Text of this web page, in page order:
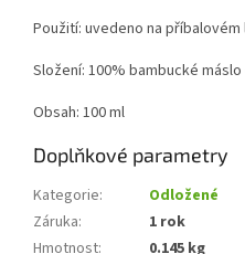
Použití: uvedeno na příbalovém
Složení: 100% bambucké
Obsah: 100 ml
Doplňkové parametry
Kategorie:
Odložené
Záruka:
1 rok
Hmotnost: 0.145 kg